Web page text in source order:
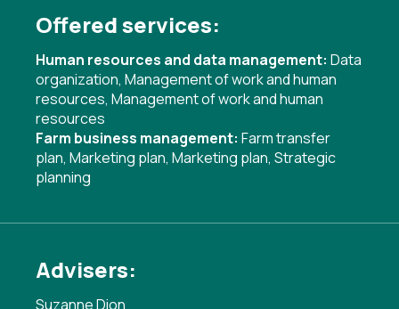
Offered services:
Human resources and data management: Data
organization, Management of work and human
resources, Management of work and human
resources
Farm business management: Farm transfer
plan, Marketing plan, Marketing plan, Strategic
planning
Advisers:
Suzanne Dion